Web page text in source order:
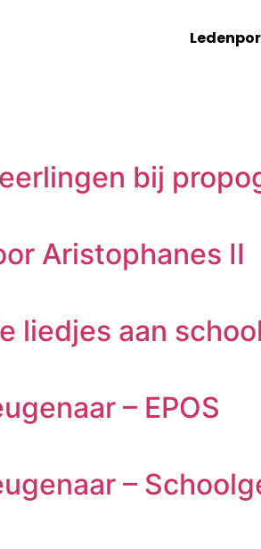
bij
Aristophanes II
liedjes aan
– EPOS
–